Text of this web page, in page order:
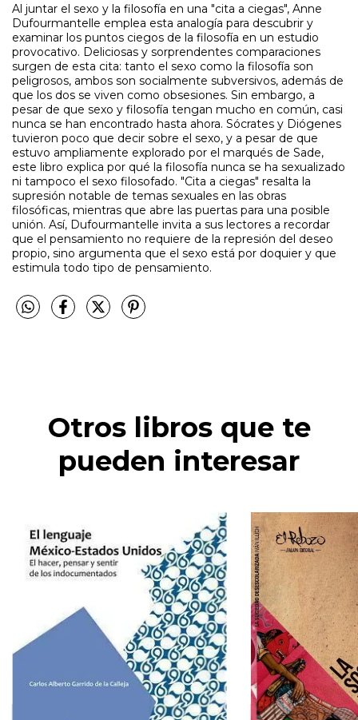
Al juntar el sexo y la filosofía en una "cita a ciegas", Anne
Dufourmantelle emplea esta analogía para descubrir y
examinar los puntos ciegos de la filosofía en un estudio
provocativo. Deliciosas y sorprendentes comparaciones
surgen de esta cita: tanto el sexo como la filosofía son
peligrosos, ambos son socialmente subversivos, además de
que los dos se viven como obsesiones. Sin embargo, a
pesar de que sexo y filosofía tengan mucho en común, casi
nunca se han encontrado hasta ahora. Sócrates y Diógenes
tuvieron poco que decir sobre el sexo, y a pesar de que
estuvo ampliamente explorado por el marqués de Sade,
este libro explica por qué la filosofía nunca se ha sexualizado
ni tampoco el sexo filosofado. "Cita a ciegas" resalta la
supresión notable de temas sexuales en las obras
filosóficas, mientras que abre las puertas para una posible
unión. Así, Dufourmantelle invita a sus lectores a recordar
que el pensamiento no requiere de la represión del deseo
propio, sino argumenta que el sexo está por doquier y que
estimula todo tipo de pensamiento.
Otros libros que te
pueden interesar